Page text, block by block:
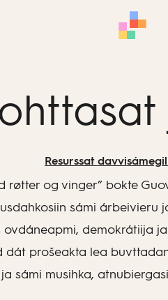
Resurssat
og vinger” bokte
sámi
demokrátiija
prošeakta lea
sámi musihka,